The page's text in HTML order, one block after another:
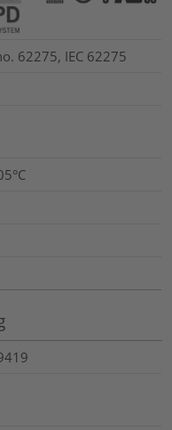
62275, IEC 62275